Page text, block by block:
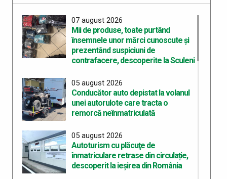
07 august 2026
Mii de produse, toate purtând
însemnele unor mărci cunoscute şi
prezentând suspiciuni de
contrafacere, descoperite la Sculeni
05 august 2026
Conducător auto depistat la volanul
unei autorulote care tracta o
remorcă neînmatriculată
05 august 2026
Autoturism cu plăcuţe de
înmatriculare retrase din circulație,
descoperit la ieșirea din România